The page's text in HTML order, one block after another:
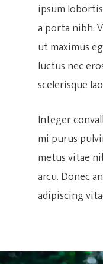
Hit enter to
ipsum
a porta nibh.
ut maximus
luctus nec
scelerisque
Integer
mi purus
metus vitae
arcu. Donec
adipiscing